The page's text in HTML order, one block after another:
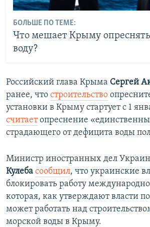
БОЛЬШЕ ПО ТЕМЕ:
Что мешает Крыму
воду?
Российский глава Крыма Сергей
ранее, что строительство
установки в Крыму стартует с 1
считаетопреснение
страдающего от дефицита воды
Министр иностранных дел
Кулеба сообщил, что украинские
блокировать работу
которая, как утверждают власти
может работать над
морской воды в Крыму.